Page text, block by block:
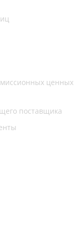
ценных
поставщика